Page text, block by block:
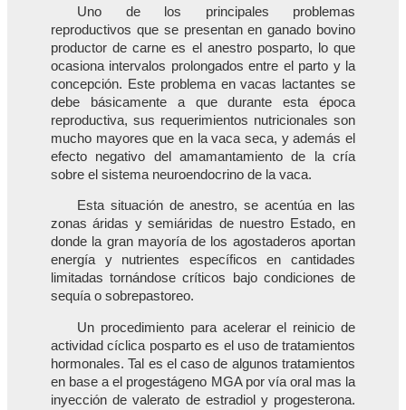
Uno de los principales problemas
reproductivos que se presentan en ganado bovino
productor de carne es el anestro posparto, lo que
ocasiona intervalos prolongados entre el parto y la
concepción. Este problema en vacas lactantes se
debe básicamente a que durante esta época
reproductiva, sus requerimientos nutricionales son
mucho mayores que en la vaca seca, y además el
efecto negativo del amamantamiento de la cría
sobre el sistema neuroendocrino de la vaca.
Esta situación de anestro, se acentúa en las
zonas áridas y semiáridas de nuestro Estado, en
donde la gran mayoría de los agostaderos aportan
energía y nutrientes específicos en cantidades
limitadas tornándose críticos bajo condiciones de
sequía o sobrepastoreo.
Un procedimiento para acelerar el reinicio de
actividad cíclica posparto es el uso de tratamientos
hormonales. Tal es el caso de algunos tratamientos
en base a el progestágeno MGA por vía oral mas la
inyección de valerato de estradiol y progesterona.